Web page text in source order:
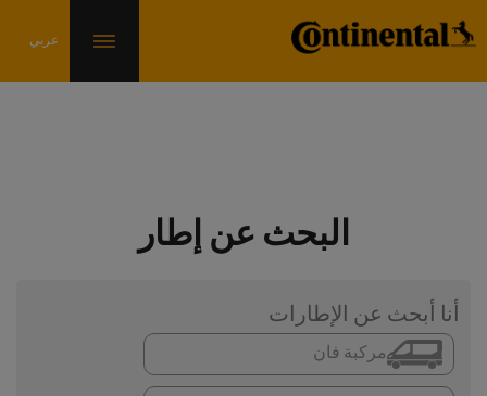
البحث عن إطار
أنا أبحث عن الإطارات
مركبة فان